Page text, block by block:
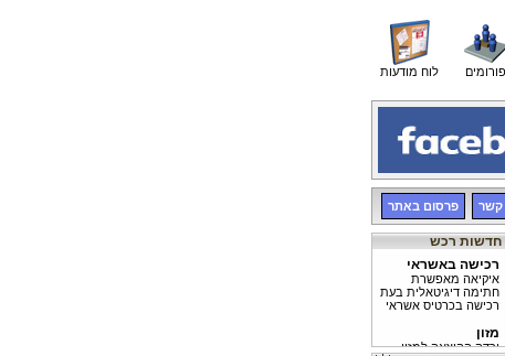
לוח מודעות פורומים
קשר פרסום באתר
חדשות רכש
רכישה באשראי
איקיאה מאפשרת
חתימה דיגיטאלית בעת
רכישה בכרטיס אשראי
מזון
ירדה ההוצאה למזון